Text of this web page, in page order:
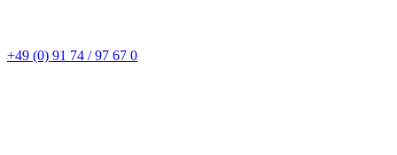
+49 (0) 91 74 / 97 67 0